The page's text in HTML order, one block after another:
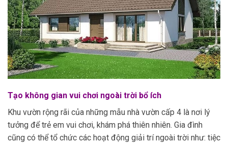
Tạo không gian vui chơi ngoài trời bổ ích
Khu vườn rộng rãi của những mẫu nhà vườn cấp 4 là nơi lý
tưởng để trẻ em vui chơi, khám phá thiên nhiên. Gia đình
cũng có thể tổ chức các hoạt động giải trí ngoài trời như: tiệc